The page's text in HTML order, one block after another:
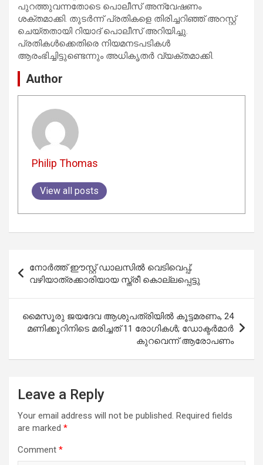
പുറത്തുവന്നതോടെ പൊലീസ് അന്വേഷണം
ശക്തമാക്കി. തുടർന്ന് പ്രതികളെ തിരിച്ചറിഞ്ഞ് അറസ്റ്റ്
ചെയ്തതായി റിയാദ് പൊലീസ് അറിയിച്ചു.
പ്രതികൾക്കെതിരെ നിയമനടപടികൾ
ആരംഭിച്ചിട്ടുണ്ടെന്നും അധികൃതർ വ്യക്തമാക്കി.
Author
Philip Thomas
View all posts
navigation
നോർത്ത് ഈസ്റ്റ് ഡാലസിൽ വെടിവെപ്പ്;
വഴിയാത്രക്കാരിയായ സ്ത്രീ കൊല്ലപ്പെട്ടു
മൈസൂരു ജയദേവ ആശുപത്രിയില്‍ കൂട്ടമരണം, 24
മണിക്കൂറിനിടെ മരിച്ചത് 11 രോഗികള്‍; ഡോക്ടര്‍മാര്‍
കുറവെന്ന് ആരോപണം
Leave a Reply
Your email address will not be published. Required fields
are marked *
Comment *